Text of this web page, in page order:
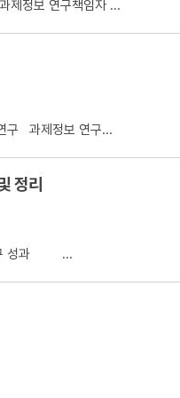
정보 연구책임자 ...
과제정보 연구...
정리
구 성과 ...